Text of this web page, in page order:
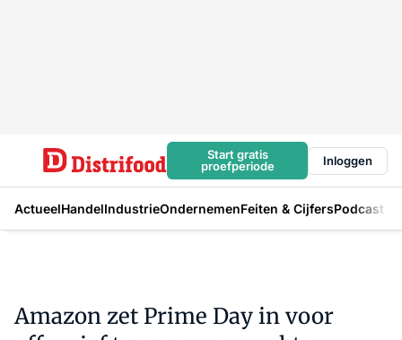
Start gratis
proefperiode
Inloggen
ActueelHandelIndustrieOndernemenFeiten & CijfersPodcast
Amazon zet Prime Day in voor